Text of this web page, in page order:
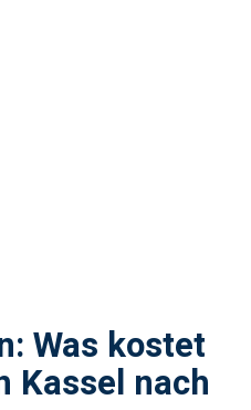
Was kostet
Kassel nach